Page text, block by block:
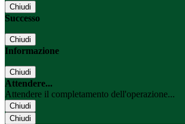
Chiudi
Successo
Chiudi
Informazione
Chiudi
Attendere...
Attendere il completamento dell'operazione...
Chiudi
Chiudi